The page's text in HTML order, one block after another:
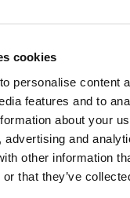
cookies
personalise content
features and to
about your
advertising and
other information
that they’ve